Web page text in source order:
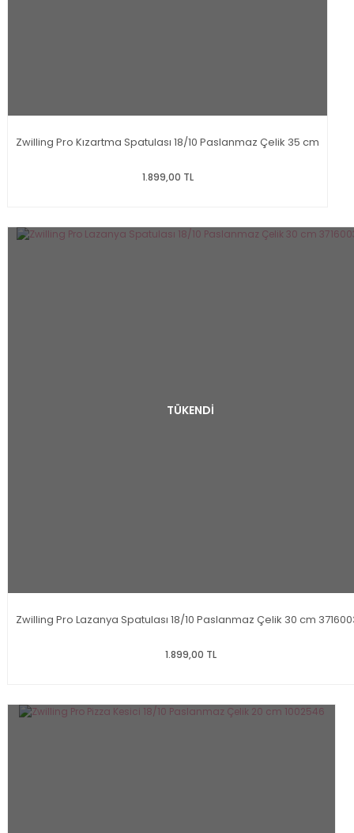
Zwilling Pro Kızartma Spatulası 18/10 Paslanmaz Çelik 35 cm
1.899,00 TL
TÜKENDİ
Zwilling Pro Lazanya Spatulası 18/10 Paslanmaz Çelik 30 cm
1.899,00 TL